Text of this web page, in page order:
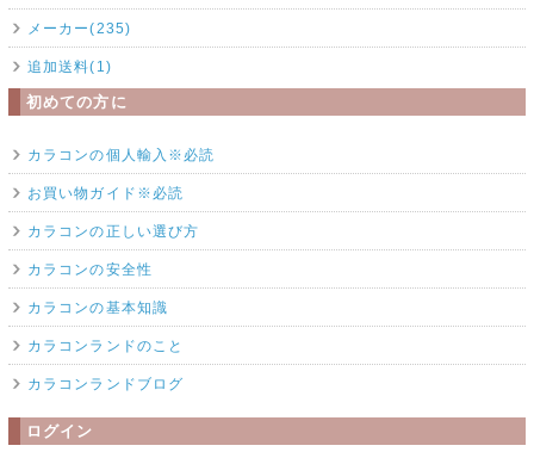
メーカー(235)
追加送料(1)
初めての方に
カラコンの個人輸入※必読
お買い物ガイド※必読
カラコンの正しい選び方
カラコンの安全性
カラコンの基本知識
カラコンランドのこと
カラコンランドブログ
ログイン